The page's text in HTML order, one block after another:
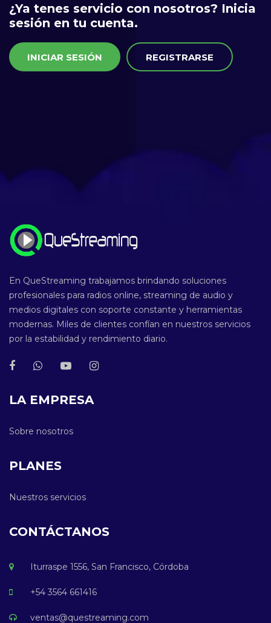
¿Ya tenes servicio con nosotros? Inicia
sesión en tu cuenta.
INICIAR SESIÓN REGISTRARSE
En QueStreaming trabajamos brindando soluciones
profesionales para radios online, streaming de audio y
medios digitales con soporte constante y herramientas
modernas. Miles de clientes confían en nuestros servicios
por la estabilidad y rendimiento diario.
LA EMPRESA
Sobre nosotros
PLANES
Nuestros servicios
CONTÁCTANOS
Iturraspe 1556, San Francisco, Córdoba
+54 3564 661416
ventas@questreaming.com